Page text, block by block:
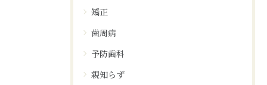
矯正
歯周病
予防歯科
親知らず